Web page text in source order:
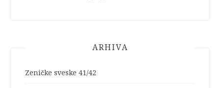
ARHIVA
Zeničke sveske 41/42